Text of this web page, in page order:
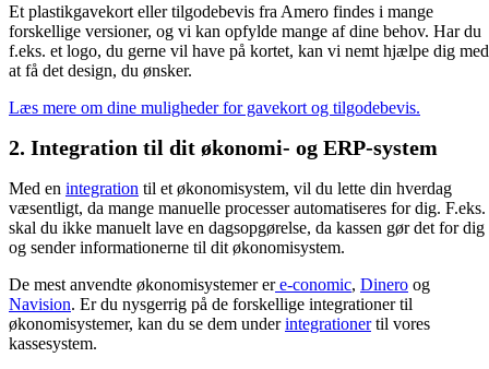
Et plastikgavekort eller tilgodebevis fra Amero findes i mange
forskellige versioner, og vi kan opfylde mange af dine behov. Har du
f.eks. et logo, du gerne vil have på kortet, kan vi nemt hjælpe dig med
at få det design, du ønsker.
Læs mere om dine muligheder for gavekort og tilgodebevis.
2. Integration til dit økonomi- og ERP-system
Med en integration til et økonomisystem, vil du lette din hverdag
væsentligt, da mange manuelle processer automatiseres for dig. F.eks.
skal du ikke manuelt lave en dagsopgørelse, da kassen gør det for dig
og sender informationerne til dit økonomisystem.
De mest anvendte økonomisystemer ere-conomic, Dinero og
Navision. Er du nysgerrig på de forskellige integrationer til
økonomisystemer, kan du se dem underintegrationertil vores
kassesystem.